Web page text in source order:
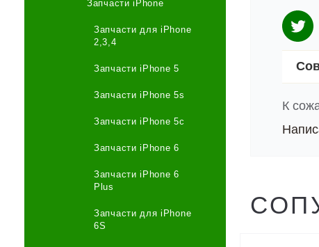
Запчасти iPhone
Запчасти для iPhone
2,3,4
Запчасти iPhone 5
Запчасти iPhone 5s
Запчасти iPhone 5c
Запчасти iPhone 6
Запчасти iPhone 6
Plus
Запчасти для iPhone
6S
К